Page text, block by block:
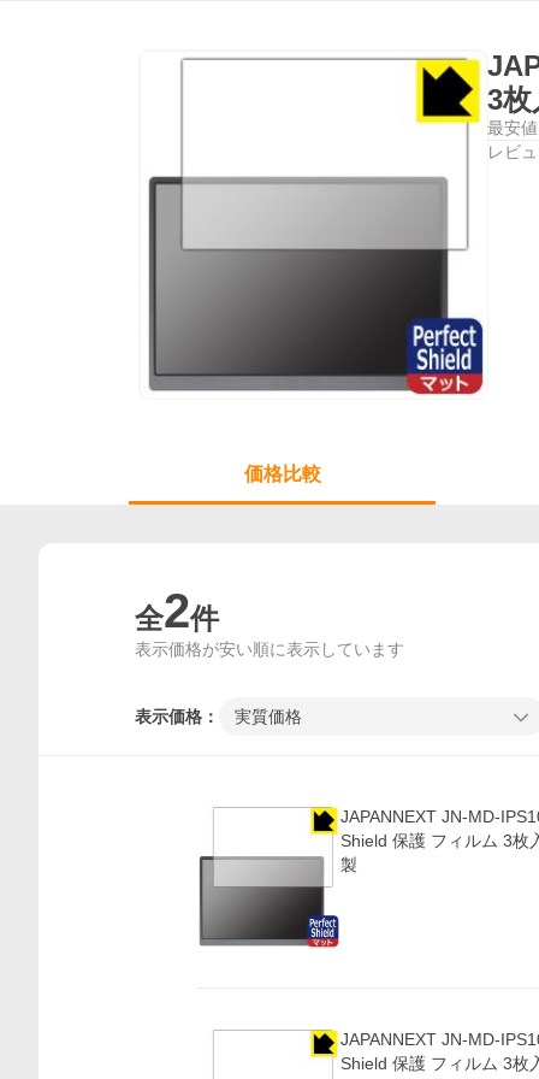
3枚
最安値
レビ
価格比較
全2件
表示価格が安い順に表示しています
表示価格： 実質価格
JAPANNEXT JN-MD-
Shield 保護 フィルム 3枚
製
JAPANNEXT JN-MD-
Shield 保護 フィルム 3枚